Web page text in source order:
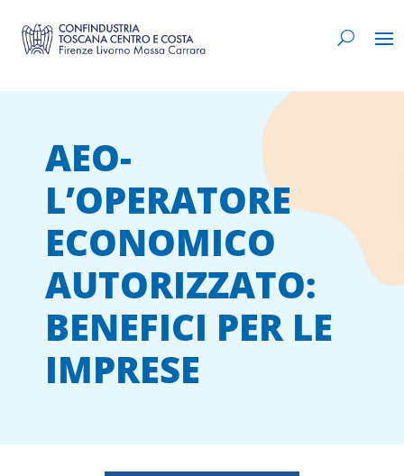
AEO-
L’OPERATORE
ECONOMICO
AUTORIZZATO:
BENEFICI PER LE
IMPRESE